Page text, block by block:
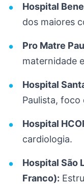
Hospital
dos maiores
Pro Matre
maternidade
Hospital
Paulista, foco
Hospital
cardiologia.
Hospital São
Franco):